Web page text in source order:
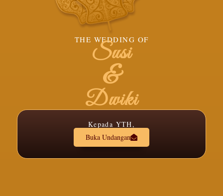
THE WEDDING OF
Susi
&
Dwiki
Kepada YTH,
Buka Undangan